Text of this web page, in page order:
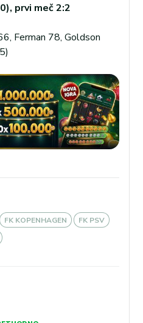
prvi meč 2:2
Ferman 78, Goldson
FK KOPENHAGEN
FK PSV